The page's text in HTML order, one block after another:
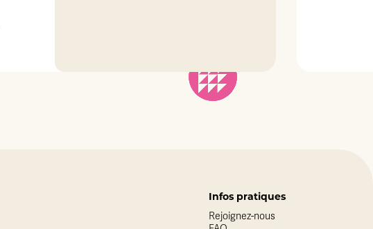
Infos pratiques
Rejoignez-nous